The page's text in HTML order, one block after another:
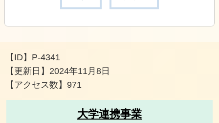
【ID】 P-4341
【更新日】 2024年11月8日
【アクセス数】971
大学連携事業